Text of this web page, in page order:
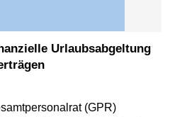
(GPR)